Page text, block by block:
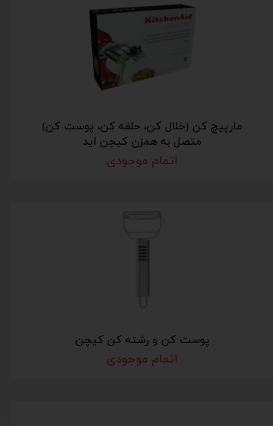
مارپیچ کن (خلال کن، حلقه کن، پوست کن)
متصل به همزن کیچن اید
اتمام موجودی
پوست کن و رشته کن کیچن
اتمام موجودی